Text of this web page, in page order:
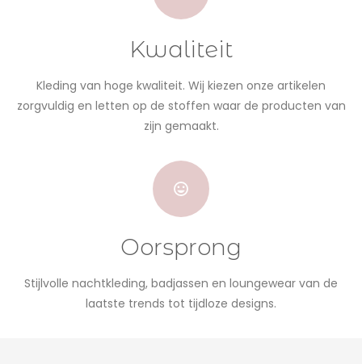
Kwaliteit
Kleding van hoge kwaliteit. Wij kiezen onze artikelen
zorgvuldig en letten op de stoffen waar de producten van
zijn gemaakt.
Oorsprong
Stijlvolle nachtkleding, badjassen en loungewear van de
laatste trends tot tijdloze designs.